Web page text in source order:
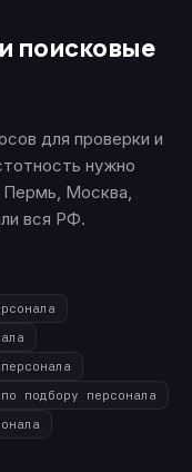
поисковые
для проверки и
нужно
Пермь, Москва,
вся РФ.
подбору персонала